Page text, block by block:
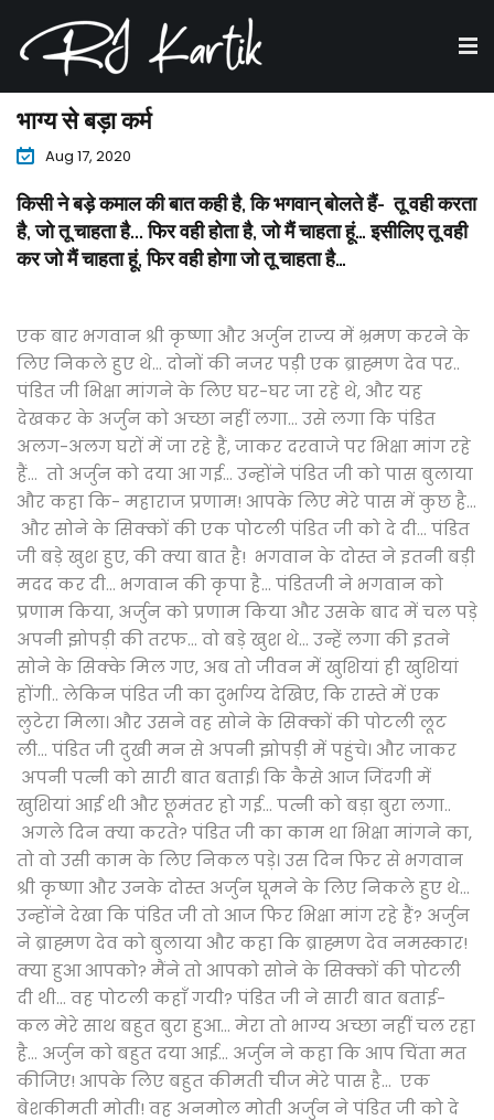
भाग्य से बड़ा कर्म
Aug 17, 2020
किसी ने बड़े कमाल की बात कही है, कि भगवान् बोलते हैं- तू वही करता
है, जो तू चाहता है... फिर वही होता है, जो मैं चाहता हूं… इसीलिए तू वही
कर जो मैं चाहता हूं, फिर वही होगा जो तू चाहता है…
एक बार भगवान श्री कृष्णा और अर्जुन राज्य में भ्रमण करने के
लिए निकले हुए थे… दोनों की नजर पड़ी एक ब्राह्मण देव पर..
पंडित जी भिक्षा मांगने के लिए घर-घर जा रहे थे, और यह
देखकर के अर्जुन को अच्छा नहीं लगा… उसे लगा कि पंडित
अलग-अलग घरों में जा रहे हैं, जाकर दरवाजे पर भिक्षा मांग रहे
हैं… तो अर्जुन को दया आ गई… उन्होंने पंडित जी को पास बुलाया
और कहा कि- महाराज प्रणाम! आपके लिए मेरे पास में कुछ है...
और सोने के सिक्कों की एक पोटली पंडित जी को दे दी... पंडित
जी बड़े खुश हुए, की क्या बात है! भगवान के दोस्त ने इतनी बड़ी
मदद कर दी... भगवान की कृपा है... पंडितजी ने भगवान को
प्रणाम किया, अर्जुन को प्रणाम किया और उसके बाद में चल पड़े
अपनी झोपड़ी की तरफ... वो बड़े खुश थे... उन्हें लगा की इतने
सोने के सिक्के मिल गए, अब तो जीवन में खुशियां ही खुशियां
होंगी.. लेकिन पंडित जी का दुर्भाग्य देखिए, कि रास्ते में एक
लुटेरा मिला। और उसने वह सोने के सिक्कों की पोटली लूट
ली... पंडित जी दुखी मन से अपनी झोपड़ी में पहुंचे। और जाकर
अपनी पत्नी को सारी बात बताई। कि कैसे आज जिंदगी में
खुशियां आई थी और छूमंतर हो गई... पत्नी को बड़ा बुरा लगा..
अगले दिन क्या करते? पंडित जी का काम था भिक्षा मांगने का,
तो वो उसी काम के लिए निकल पड़े। उस दिन फिर से भगवान
श्री कृष्णा और उनके दोस्त अर्जुन घूमने के लिए निकले हुए थे...
उन्होंने देखा कि पंडित जी तो आज फिर भिक्षा मांग रहे हैं? अर्जुन
ने ब्राह्मण देव को बुलाया और कहा कि ब्राह्मण देव नमस्कार!
क्या हुआ आपको? मैंने तो आपको सोने के सिक्कों की पोटली
दी थी... वह पोटली कहाँ गयी? पंडित जी ने सारी बात बताई-
कल मेरे साथ बहुत बुरा हुआ... मेरा तो भाग्य अच्छा नहीं चल रहा
है... अर्जुन को बहुत दया आई... अर्जुन ने कहा कि आप चिंता मत
कीजिए! आपके लिए बहुत कीमती चीज मेरे पास है... एक
बेशकीमती मोती! वह अनमोल मोती अर्जुन ने पंडित जी को दे